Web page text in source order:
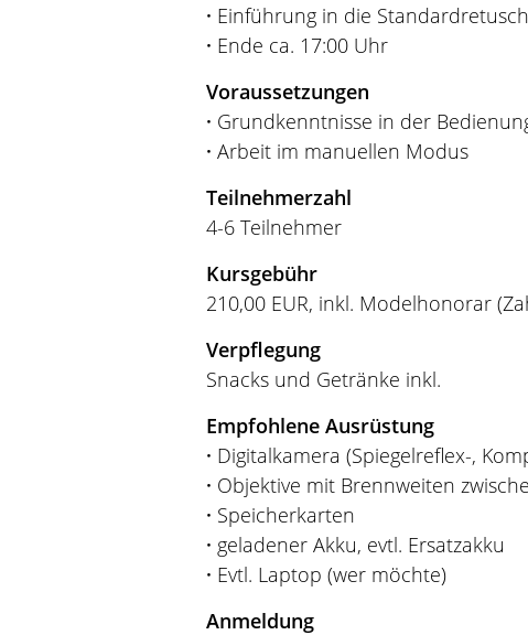
· Einführung in die
· Ende ca. 17:00 Uhr
Voraussetzungen
· Grundkenntnisse in der
· Arbeit im manuellen Modus
Teilnehmerzahl
4-6 Teilnehmer
Kursgebühr
210,00 EUR, inkl. Modelhonorar
Verpflegung
Snacks und Getränke inkl.
Empfohlene Ausrüstung
· Digitalkamera (Spiegelreflex-,
· Objektive mit Brennweiten
· Speicherkarten
· geladener Akku, evtl. Ersatzakku
· Evtl. Laptop (wer möchte)
Anmeldung